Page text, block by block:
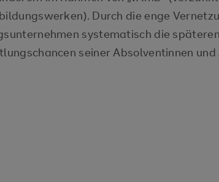
Durch die enge
systematisch die späteren
seiner Absolventinnen und